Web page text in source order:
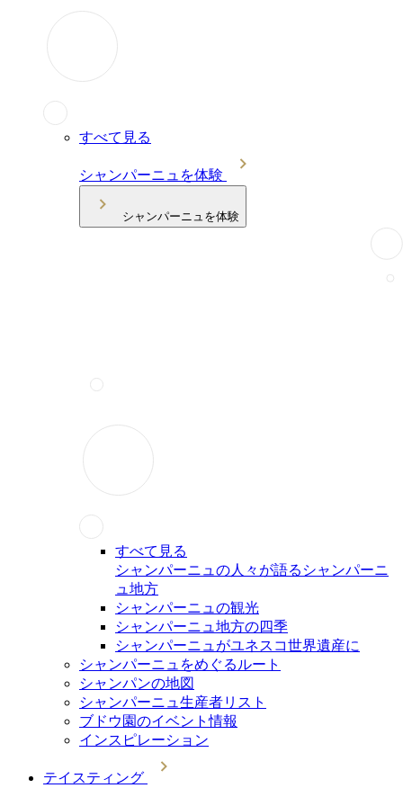
すべて見る
シャンパーニュを体験
シャンパーニュを体験
すべて見る
シャンパーニュの人々が語るシャンパーニ
ュ地方
シャンパーニュの観光
シャンパーニュ地方の四季
シャンパーニュがユネスコ世界遺産に
シャンパーニュをめぐるルート
シャンパンの地図
シャンパーニュ生産者リスト
ブドウ園のイベント情報
インスピレーション
テイスティング